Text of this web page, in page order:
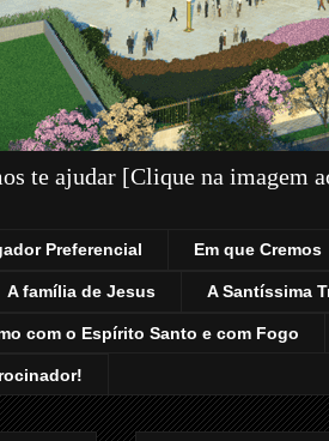
te ajudar [Clique na imagem
Preferencial Em que Cremos
A família de Jesus A Santíssima
com o Espírito Santo e com Fogo